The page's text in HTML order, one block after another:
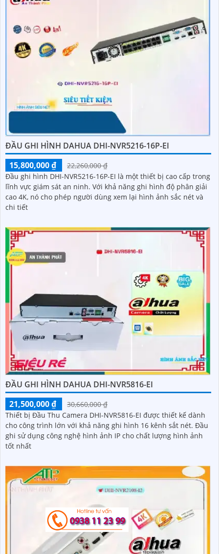
ĐẦU GHI HÌNH DAHUA DHI-NVR5216-16P-EI
15,800,000 ₫
22,260,000 ₫
Đầu ghi hình DHI-NVR5216-16P-EI là một thiết bị cao cấp trong
lĩnh vực giám sát an ninh. Với khả năng ghi hình độ phân giải
cao 4K, nó cho phép người dùng xem lại hình ảnh sắc nét và
chi tiết
ĐẦU GHI HÌNH DAHUA DHI-NVR5816-EI
21,500,000 ₫
30,660,000 ₫
Thiết bị Đầu Thu Camera DHI-NVR5816-EI được thiết kế dành
cho công trình lớn với khả năng ghi hình 16 kênh sắt nét. Đầu
ghi sử dụng công nghệ hình ảnh IP cho chất lượng hình ảnh
tốt nhất